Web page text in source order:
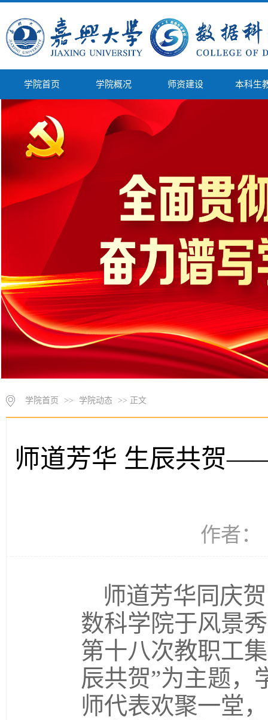
学院首页 学院概况 师资建设 本科生
学院首页 >> 学院动态 >> 正文
师道芳华 生辰共贺
作者：
师道芳华同庆
数科学院于风景
第十八次教职工
辰共贺”为主题，
师代表欢聚一堂